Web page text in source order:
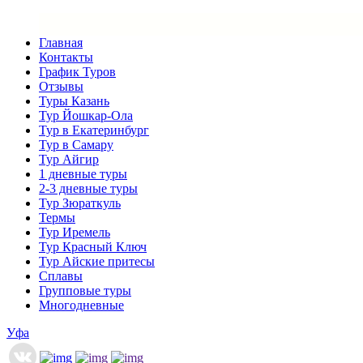
Главная
Контакты
График Туров
Отзывы
Туры Казань
Тур Йошкар-Ола
Тур в Екатеринбург
Тур в Самару
Тур Айгир
1 дневные туры
2-3 дневные туры
Тур Зюраткуль
Термы
Тур Иремель
Тур Красный Ключ
Тур Айские притесы
Сплавы
Групповые туры
Многодневные
Уфа